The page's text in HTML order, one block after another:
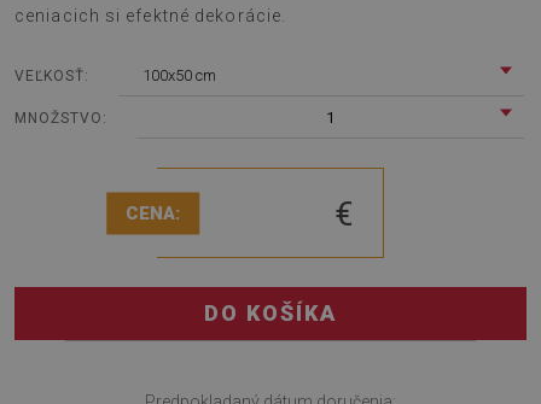
ceniacich si efektné dekorácie.
VEĽKOSŤ: 100x50 cm
MNOŽSTVO: 1
CENA: €
DO KOŠÍKA